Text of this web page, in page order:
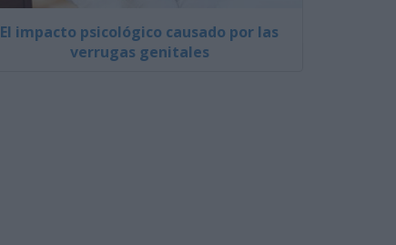
El impacto psicológico causado por las
verrugas genitales